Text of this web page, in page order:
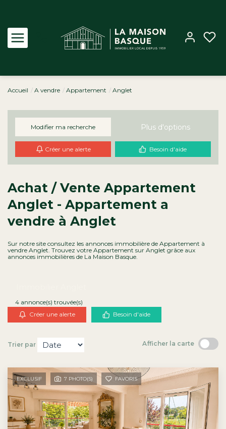
Louer
Estimer
Biens vendus
Notre Agence
Contact
Accueil A vendre Appartement Anglet
Modifier ma recherche Plus d'options
Créer une alerte Besoin d'aide
Achat / Vente Appartement
Anglet - Appartement a
vendre à Anglet
Sur notre site consultez les annonces immobilière de Appartement à
vendre Anglet. Trouvez votre Appartement sur Anglet grâce aux
annonces immobilières de La Maison Basque.
4 annonce(s) trouvée(s)
Créer une alerte
Besoin d'aide
Trier par Afficher la carte
EXCLUSIF 7 PHOTO(S) FAVORIS